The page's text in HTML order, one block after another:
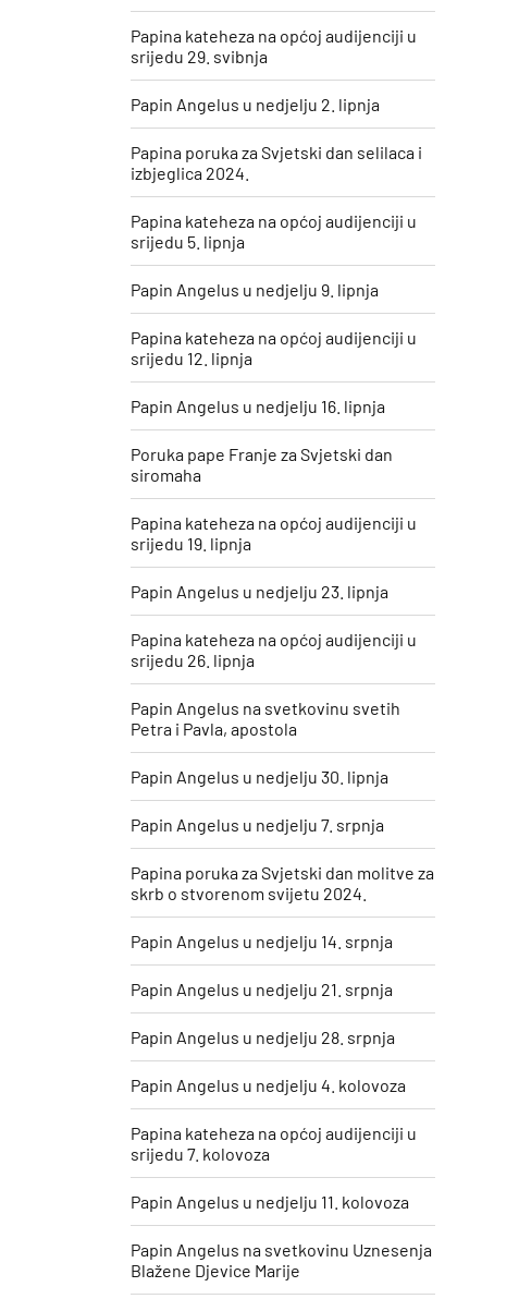
Papina kateheza na općoj audijenciji u
srijedu 29. svibnja
Papin Angelus u nedjelju 2. lipnja
Papina poruka za Svjetski dan selilaca i
izbjeglica 2024.
Papina kateheza na općoj audijenciji u
srijedu 5. lipnja
Papin Angelus u nedjelju 9. lipnja
Papina kateheza na općoj audijenciji u
srijedu 12. lipnja
Papin Angelus u nedjelju 16. lipnja
Poruka pape Franje za Svjetski dan
siromaha
Papina kateheza na općoj audijenciji u
srijedu 19. lipnja
Papin Angelus u nedjelju 23. lipnja
Papina kateheza na općoj audijenciji u
srijedu 26. lipnja
Papin Angelus na svetkovinu svetih
Petra i Pavla, apostola
Papin Angelus u nedjelju 30. lipnja
Papin Angelus u nedjelju 7. srpnja
Papina poruka za Svjetski dan molitve za
skrb o stvorenom svijetu 2024.
Papin Angelus u nedjelju 14. srpnja
Papin Angelus u nedjelju 21. srpnja
Papin Angelus u nedjelju 28. srpnja
Papin Angelus u nedjelju 4. kolovoza
Papina kateheza na općoj audijenciji u
srijedu 7. kolovoza
Papin Angelus u nedjelju 11. kolovoza
​Papin Angelus na svetkovinu Uznesenja
Blažene Djevice Marije